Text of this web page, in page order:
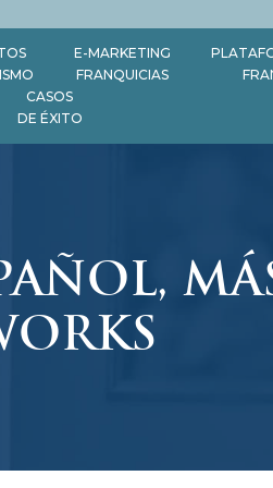
E-MARKETING
FRANQUICIAS
CASOS
DE ÉXITO